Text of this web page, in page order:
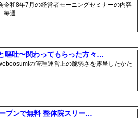
和8年7月の経営者モーニングセミナーの内容
毎週…
嘔吐〜関わってもらった方々…
の管理運営上の脆弱さを露呈したかた
プンで無料 整体院スリー…